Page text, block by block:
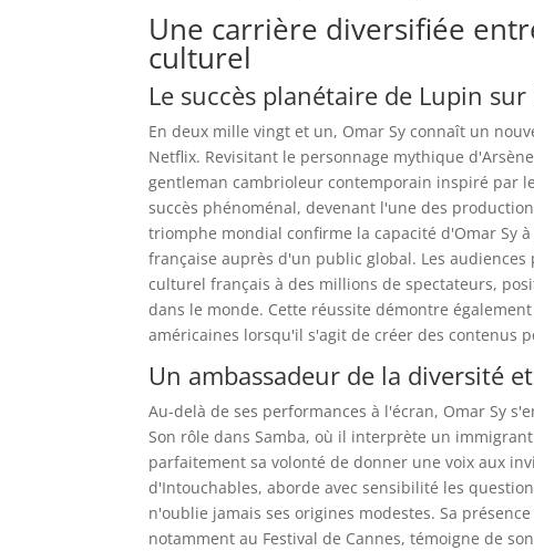
Une carrière diversifiée
culturel
Le succès planétaire de Lupin
En deux mille vingt et un, Omar Sy connaît un
Netflix. Revisitant le personnage mythique
gentleman cambrioleur contemporain inspiré par
succès phénoménal, devenant l'une des
triomphe mondial confirme la capacité d'Omar Sy
française auprès d'un public global. Les
culturel français à des millions de spectateurs,
dans le monde. Cette réussite démontre
américaines lorsqu'il s'agit de créer des contenus
Un ambassadeur de la diversité
Au-delà de ses performances à l'écran, Omar Sy
Son rôle dans Samba, où il interprète un
parfaitement sa volonté de donner une voix aux
d'Intouchables, aborde avec sensibilité les
n'oublie jamais ses origines modestes. Sa
notamment au Festival de Cannes, témoigne de